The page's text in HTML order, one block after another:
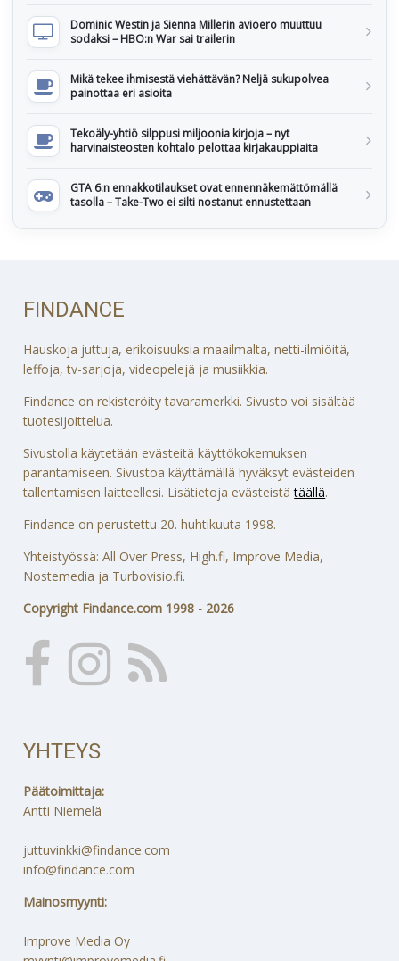
Dominic Westin ja Sienna Millerin avioero muuttuu
sodaksi – HBO:n War sai trailerin
Mikä tekee ihmisestä viehättävän? Neljä sukupolvea
painottaa eri asioita
Tekoäly-yhtiö silppusi miljoonia kirjoja – nyt
harvinaisteosten kohtalo pelottaa kirjakauppiaita
GTA 6:n ennakkotilaukset ovat ennennäkemättömällä
tasolla – Take-Two ei silti nostanut ennustettaan
FINDANCE
Hauskoja juttuja, erikoisuuksia maailmalta, netti-ilmiöitä,
leffoja, tv-sarjoja, videopelejä ja musiikkia.
Findance on rekisteröity tavaramerkki. Sivusto voi sisältää
tuotesijoittelua.
Sivustolla käytetään evästeitä käyttökokemuksen
parantamiseen. Sivustoa käyttämällä hyväksyt evästeiden
tallentamisen laitteellesi. Lisätietoja evästeistätäällä.
Findance on perustettu 20. huhtikuuta 1998.
Yhteistyössä: All Over Press, High.fi, Improve Media,
Nostemedia ja Turbovisio.fi.
Copyright Findance.com 1998 - 2026
YHTEYS
Päätoimittaja:
Antti Niemelä
juttuvinkki@findance.com
info@findance.com
Mainosmyynti:
Improve Media Oy